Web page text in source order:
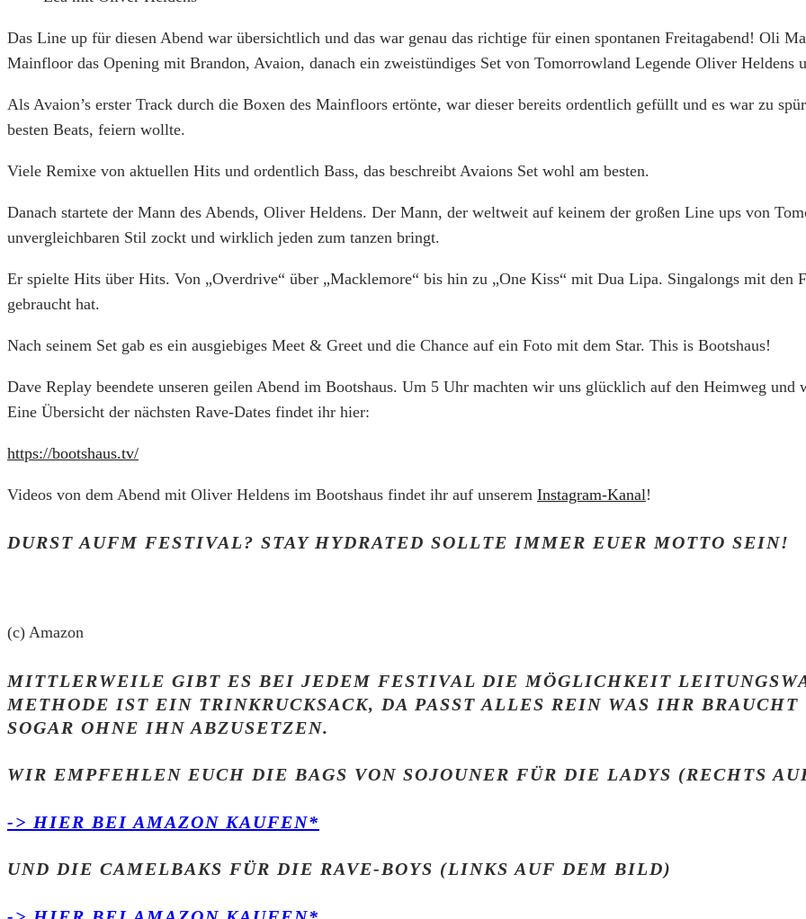
Das Line up für diesen Abend war übersichtlich und das war genau das richtige für einen spontanen Freitagabend! Oli
Mainfloor das Opening mit Brandon, Avaion, danach ein zweistündiges Set von Tomorrowland Legende Oliver Heldens
Als Avaion’s erster Track durch die Boxen des Mainfloors ertönte, war dieser bereits ordentlich gefüllt und es war zu
besten Beats, feiern wollte.
Viele Remixe von aktuellen Hits und ordentlich Bass, das beschreibt Avaions Set wohl am besten.
Danach startete der Mann des Abends, Oliver Heldens. Der Mann, der weltweit auf keinem der großen Line ups von
unvergleichbaren Stil zockt und wirklich jeden zum tanzen bringt.
Er spielte Hits über Hits. Von „Overdrive“ über „Macklemore“ bis hin zu „One Kiss“ mit Dua Lipa. Singalongs mit den
gebraucht hat.
Nach seinem Set gab es ein ausgiebiges Meet & Greet und die Chance auf ein Foto mit dem Star. This is Bootshaus!
Dave Replay beendete unseren geilen Abend im Bootshaus. Um 5 Uhr machten wir uns glücklich auf den Heimweg und
Eine Übersicht der nächsten Rave-Dates findet ihr hier:
https://bootshaus.tv/
Videos von dem Abend mit Oliver Heldens im Bootshaus findet ihr auf unserem Instagram-Kanal!
DURST AUFM FESTIVAL? STAY HYDRATED SOLLTE IMMER EUER MOTTO SEIN!
(c) Amazon
MITTLERWEILE GIBT ES BEI JEDEM FESTIVAL DIE MÖGLICHKEIT
METHODE IST EIN TRINKRUCKSACK, DA PASST ALLES REIN WAS IHR
SOGAR OHNE IHN ABZUSETZEN.
WIR EMPFEHLEN EUCH DIE BAGS VON SOJOUNER FÜR DIE LADYS (RECHTS
-> HIER BEI AMAZON KAUFEN*
UND DIE CAMELBAKS FÜR DIE RAVE-BOYS (LINKS AUF DEM BILD)